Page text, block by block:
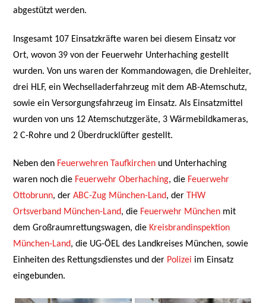
abgestützt werden.
Insgesamt 107 Einsatzkräfte waren bei diesem Einsatz vor
Ort, wovon 39 von der Feuerwehr Unterhaching gestellt
wurden. Von uns waren der Kommandowagen, die Drehleiter,
drei HLF, ein Wechselladerfahrzeug mit dem AB-Atemschutz,
sowie ein Versorgungsfahrzeug im Einsatz. Als Einsatzmittel
wurden von uns 12 Atemschutzgeräte, 3 Wärmebildkameras,
2 C-Rohre und 2 Überdrucklüfter gestellt.
Neben den Feuerwehren Taufkirchen und Unterhaching
waren noch die Feuerwehr Oberhaching, die Feuerwehr
Ottobrunn, derABC-Zug München-Land, der THW
Ortsverband München-Land, die Feuerwehr München mit
dem Großraumrettungswagen, die Kreisbrandinspektion
München-Land, die UG-ÖEL des Landkreises München, sowie
Einheiten des Rettungsdienstes und der Polizei im Einsatz
eingebunden.